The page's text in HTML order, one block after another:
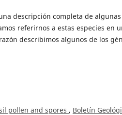
descripción completa de
referirnos a estas especies en
describimos algunos de los
pollen and spores , Boletín